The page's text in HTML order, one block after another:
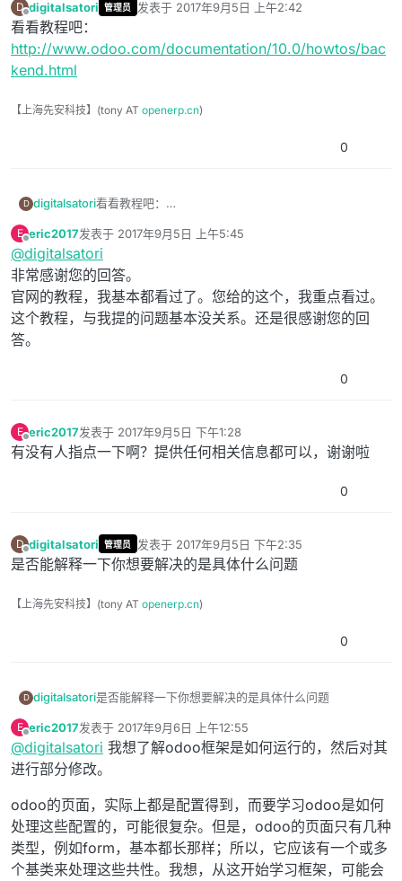
D
离线
digitalsatori 管理员 发表于 2017年9月5日 上午2:42
最后由 编辑
看看教程吧：
http://www.odoo.com/documentation/10.0/howtos/bac
kend.html
【上海先安科技】(tony AT openerp.cn)
0
D digitalsatori看看教程吧：
backend.html
E
离线
eric2017发表于 2017年9月5日 上午5:45
最后由 编辑
@digitalsatori
非常感谢您的回答。
官网的教程，我基本都看过了。您给的这个，我重点看过。
这个教程，与我提的问题基本没关系。还是很感谢您的回
答。
0
E
离线
eric2017发表于 2017年9月5日 下午1:28
最后由 编辑
有没有人指点一下啊？提供任何相关信息都可以，谢谢啦
0
D
离线
digitalsatori 管理员 发表于 2017年9月5日 下午2:35
最后由 编辑
是否能解释一下你想要解决的是具体什么问题
【上海先安科技】(tony AT openerp.cn)
0
D digitalsatori是否能解释一下你想要解决的是具体什么问题
E
离线
eric2017发表于 2017年9月6日 上午12:55
最后由 编辑
@digitalsatori 我想了解odoo框架是如何运行的，然后对其
进行部分修改。
odoo的页面，实际上都是配置得到，而要学习odoo是如何
处理这些配置的，可能很复杂。但是，odoo的页面只有几种
类型，例如form，基本都长那样；所以，它应该有一个或多
个基类来处理这些共性。我想，从这开始学习框架，可能会